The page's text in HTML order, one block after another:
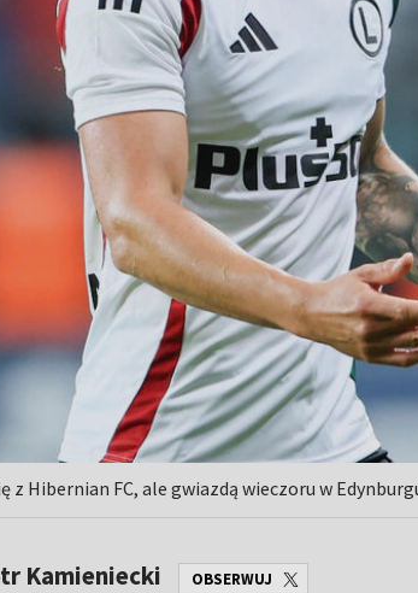
z Hibernian FC, ale gwiazdą wieczoru w
Kamieniecki OBSERWUJ